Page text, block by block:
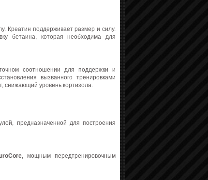
Креатин поддерживает размер и силу.
бетаина, которая необходима для
соотношении для поддержки и
вызванного тренировками
снижающий уровень кортизола.
предназначенной для построения
, мощным передтренировочным